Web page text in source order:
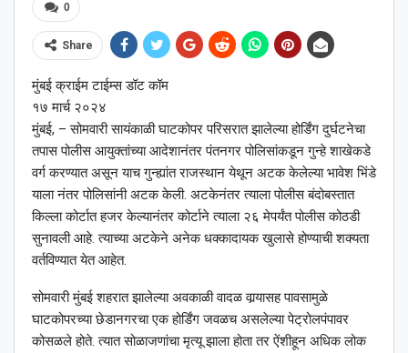
0
Share
मुंबई क्राईम टाईम्स डॉट कॉम
१७ मार्च २०२४
मुंबई, – सोमवारी सायंकाळी घाटकोपर परिसरात झालेल्या होर्डिंग दुर्घटनेचा
तपास पोलीस आयुक्तांच्या आदेशानंतर पंतनगर पोलिसांकडून गुन्हे शाखेकडे
वर्ग करण्यात असून याच गुन्ह्यांत राजस्थान येथून अटक केलेल्या भावेश भिंडे
याला नंतर पोलिसांनी अटक केली. अटकेनंतर त्याला पोलीस बंदोबस्तात
किल्ला कोर्टात हजर केल्यानंतर कोर्टाने त्याला २६ मेपर्यंत पोलीस कोठडी
सुनावली आहे. त्याच्या अटकेने अनेक धक्कादायक खुलासे होण्याची शक्यता
वर्तविण्यात येत आहेत.
सोमवारी मुंबई शहरात झालेल्या अवकाळी वादळ वार्‍यासह पावसामुळे
घाटकोपरच्या छेडानगरचा एक होर्डिंग जवळच असलेल्या पेट्रोलपंपावर
कोसळले होते. त्यात सोळाजणांचा मृत्यू झाला होता तर ऐंशीहून अधिक लोक